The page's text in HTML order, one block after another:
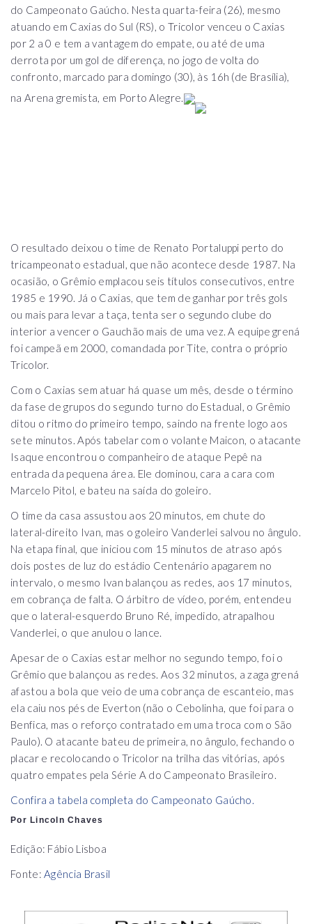
do Campeonato Gaúcho. Nesta quarta-feira (26), mesmo
atuando em Caxias do Sul (RS), o Tricolor venceu o Caxias
por 2 a 0 e tem a vantagem do empate, ou até de uma
derrota por um gol de diferença, no jogo de volta do
confronto, marcado para domingo (30), às 16h (de Brasília),
na Arena gremista, em Porto Alegre.
O resultado deixou o time de Renato Portaluppi perto do
tricampeonato estadual, que não acontece desde 1987. Na
ocasião, o Grêmio emplacou seis títulos consecutivos, entre
1985 e 1990. Já o Caxias, que tem de ganhar por três gols
ou mais para levar a taça, tenta ser o segundo clube do
interior a vencer o Gauchão mais de uma vez. A equipe grená
foi campeã em 2000, comandada por Tite, contra o próprio
Tricolor.
Com o Caxias sem atuar há quase um mês, desde o término
da fase de grupos do segundo turno do Estadual, o Grêmio
ditou o ritmo do primeiro tempo, saindo na frente logo aos
sete minutos. Após tabelar com o volante Maicon, o atacante
Isaque encontrou o companheiro de ataque Pepê na
entrada da pequena área. Ele dominou, cara a cara com
Marcelo Pitol, e bateu na saída do goleiro.
O time da casa assustou aos 20 minutos, em chute do
lateral-direito Ivan, mas o goleiro Vanderlei salvou no ângulo.
Na etapa final, que iniciou com 15 minutos de atraso após
dois postes de luz do estádio Centenário apagarem no
intervalo, o mesmo Ivan balançou as redes, aos 17 minutos,
em cobrança de falta. O árbitro de vídeo, porém, entendeu
que o lateral-esquerdo Bruno Ré, impedido, atrapalhou
Vanderlei, o que anulou o lance.
Apesar de o Caxias estar melhor no segundo tempo, foi o
Grêmio que balançou as redes. Aos 32 minutos, a zaga grená
afastou a bola que veio de uma cobrança de escanteio, mas
ela caiu nos pés de Everton (não o Cebolinha, que foi para o
Benfica, mas o reforço contratado em uma troca com o São
Paulo). O atacante bateu de primeira, no ângulo, fechando o
placar e recolocando o Tricolor na trilha das vitórias, após
quatro empates pela Série A do Campeonato Brasileiro.
Confira a tabela completa do Campeonato Gaúcho.
Por Lincoln Chaves
Edição: Fábio Lisboa
Fonte:Agência Brasil